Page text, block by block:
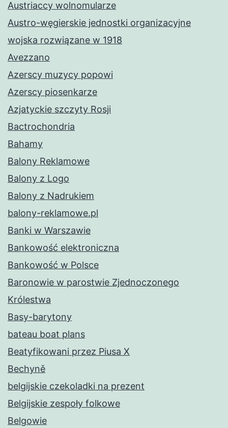
Austriaccy wolnomularze
Austro-węgierskie jednostki organizacyjne
wojska rozwiązane w 1918
Avezzano
Azerscy muzycy popowi
Azerscy piosenkarze
Azjatyckie szczyty Rosji
Bactrochondria
Bahamy
Balony Reklamowe
Balony z Logo
Balony z Nadrukiem
balony-reklamowe.pl
Banki w Warszawie
Bankowość elektroniczna
Bankowość w Polsce
Baronowie w parostwie Zjednoczonego
Królestwa
Basy-barytony
bateau boat plans
Beatyfikowani przez Piusa X
Bechyně
belgijskie czekoladki na prezent
Belgijskie zespoły folkowe
Belgowie